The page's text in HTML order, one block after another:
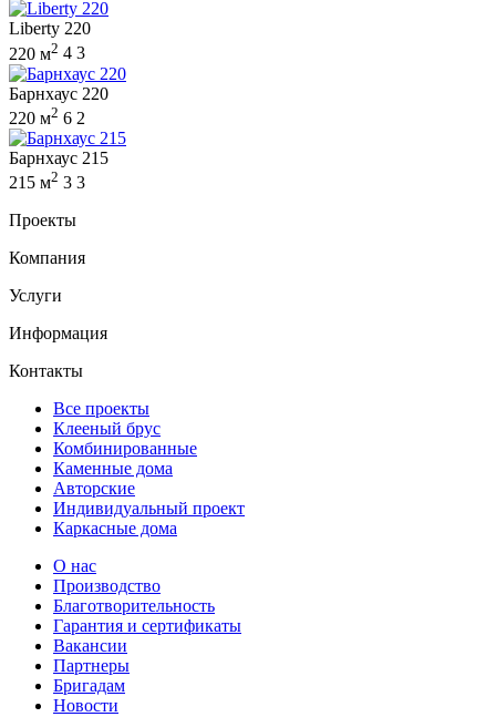
Liberty 220
220 м2 4 3
Барнхаус 220
220 м2 6 2
Барнхаус 215
215 м2 3 3
Проекты
Компания
Услуги
Информация
Контакты
Все проекты
Клееный брус
Комбинированные
Каменные дома
Авторские
Индивидуальный проект
Каркасные дома
О нас
Производство
Благотворительность
Гарантия и сертификаты
Вакансии
Партнеры
Бригадам
Новости